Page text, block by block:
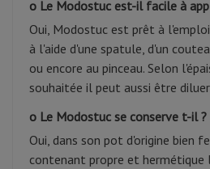
o Le Modostuc est-il facile à
Oui, Modostuc est prêt à
à l'aide d'une spatule, d'un
ou encore au pinceau. Selon
souhaitée il peut aussi être
o Le Modostuc se conserve t-il ?
Oui, dans son pot d'origine bien
contenant propre et hermétique